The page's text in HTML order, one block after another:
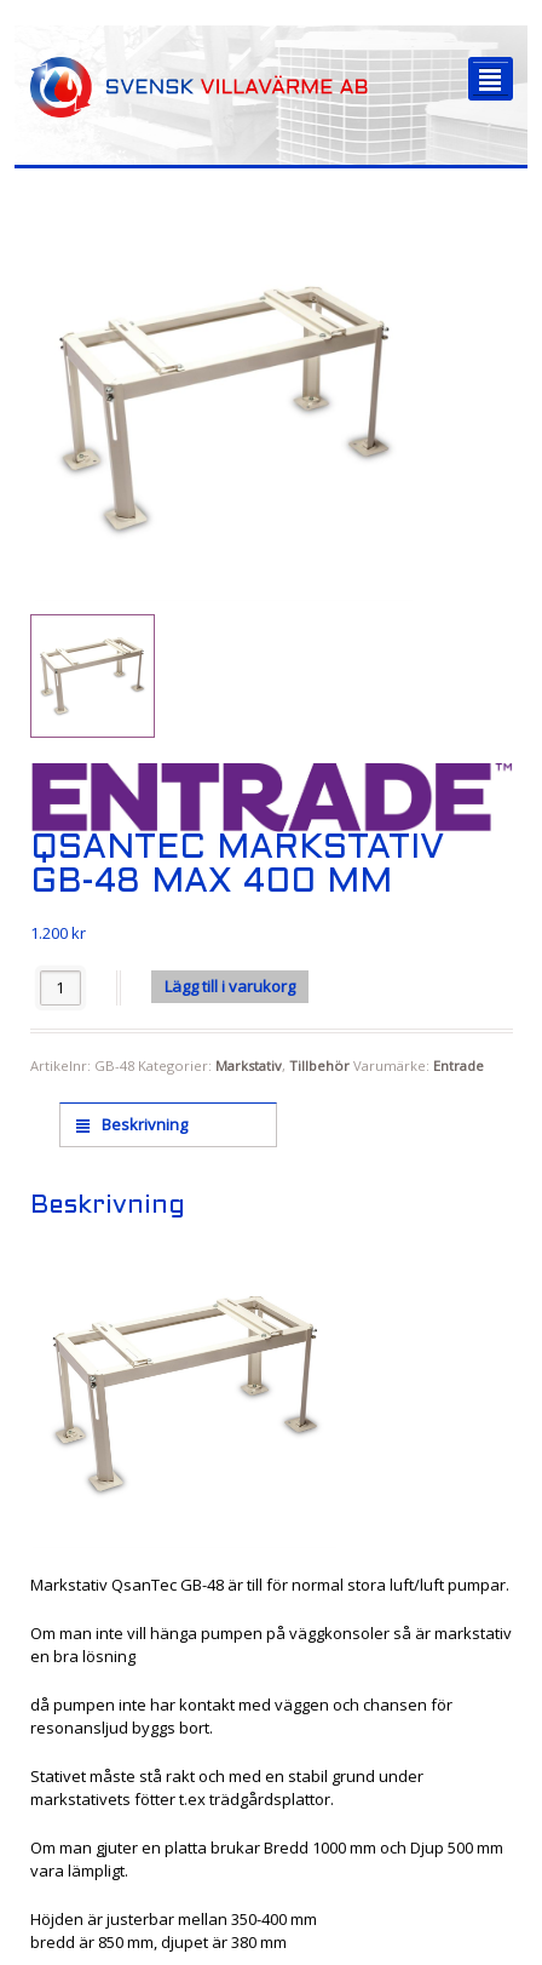
²
QSANTEC MARKSTATIV
GB-48 MAX 400 MM
1.200kr
Antal Lägg till i varukorg
Artikelnr: GB-48 Kategorier: Markstativ, Tillbehör Varumärke: Entrade
Beskrivning
Beskrivning
Markstativ QsanTec GB-48 är till för normal stora luft/luft pumpar.
Om man inte vill hänga pumpen på väggkonsoler så är markstativ
en bra lösning
då pumpen inte har kontakt med väggen och chansen för
resonansljud byggs bort.
Stativet måste stå rakt och med en stabil grund under
markstativets fötter t.ex trädgårdsplattor.
Om man gjuter en platta brukar Bredd 1000 mm och Djup 500 mm
vara lämpligt.
Höjden är justerbar mellan 350-400 mm
bredd är 850 mm, djupet är 380 mm